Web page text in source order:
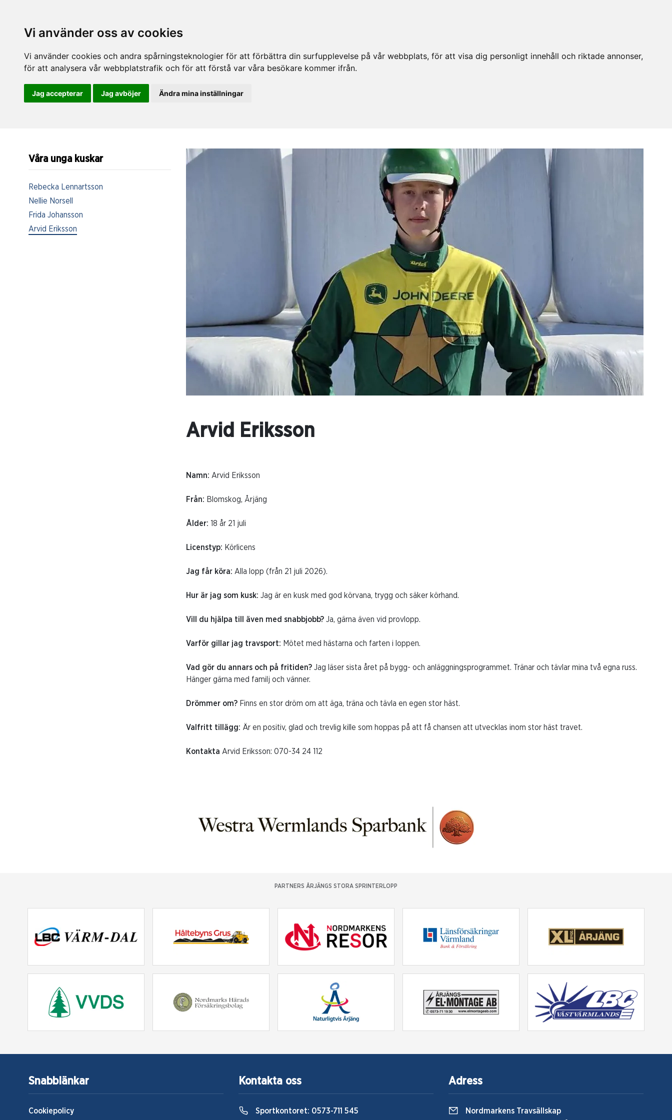
Vi använder oss av cookies
Vi använder cookies och andra spårningsteknologier för att förbättra din surfupplevelse på vår webbplats, för att visa dig personligt innehåll och riktade annonser,
för att analysera vår webbplatstrafik och för att förstå var våra besökare kommer ifrån.
Jag accepterar Jag avböjer Ändra mina inställningar
Våra unga kuskar
Rebecka Lennartsson
Nellie Norsell
Frida Johansson
Arvid Eriksson
Arvid Eriksson
Namn: Arvid Eriksson
Från: Blomskog, Årjäng
Ålder: 18 år 21 juli
Licenstyp: Körlicens
Jag får köra: Alla lopp (från 21 juli 2026).
Hur är jag som kusk: Jag är en kusk med god körvana, trygg och säker körhand.
Vill du hjälpa till även med snabbjobb? Ja, gärna även vid provlopp.
Varför gillar jag travsport: Mötet med hästarna och farten i loppen.
Vad gör du annars och på fritiden? Jag läser sista året på bygg- och anläggningsprogrammet. Tränar och tävlar mina två egna russ.
Hänger gärna med familj och vänner.
Drömmer om? Finns en stor dröm om att äga, träna och tävla en egen stor häst.
Valfritt tillägg: Är en positiv, glad och trevlig kille som hoppas på att få chansen att utvecklas inom stor häst travet.
Kontakta Arvid Eriksson: 070-34 24 112
PARTNERS ÅRJÄNGS STORA SPRINTERLOPP
Snabblänkar
Cookiepolicy
Kontakta oss
Sportkontoret: 0573-711 545
Adress
Nordmarkens Travsällskap